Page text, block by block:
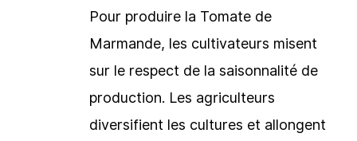
Pour produire la Tomate de
Marmande, les cultivateurs misent
sur le respect de la saisonnalité de
production. Les agriculteurs
diversifient les cultures et allongent